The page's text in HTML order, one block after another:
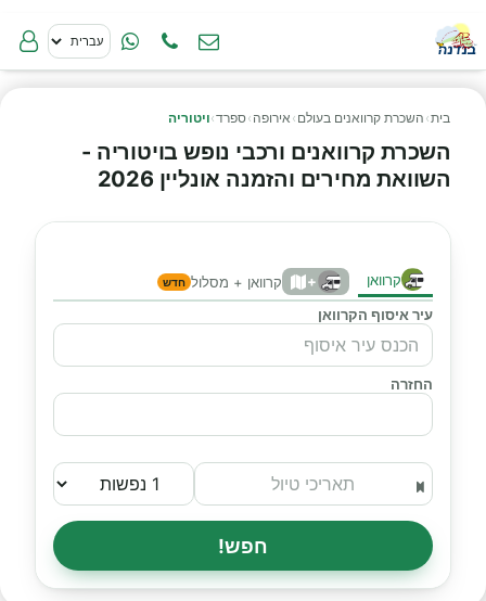
בית› השכרת קרוואנים בעולם › אירופה ›ספרד›ויטוריה
השכרת קרוואנים ורכבי נופש בויטוריה -
השוואת מחירים והזמנה אונליין 2026
קרוואן + קרוואן + מסלול חדש
עיר איסוף הקרוואן
החזרה
חפש!